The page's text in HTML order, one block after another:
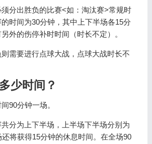
分出胜负的比赛<如：淘汰赛>常规时
时间为30分钟，其中上下半场各15分
外的伤停补时时间（时长不定）。
需要进行点球大战，点球大战时长不
少时间？
90分钟一场。
分为上下半场，上半场下半场分别为
将获得15分钟的休息时间。在全场90